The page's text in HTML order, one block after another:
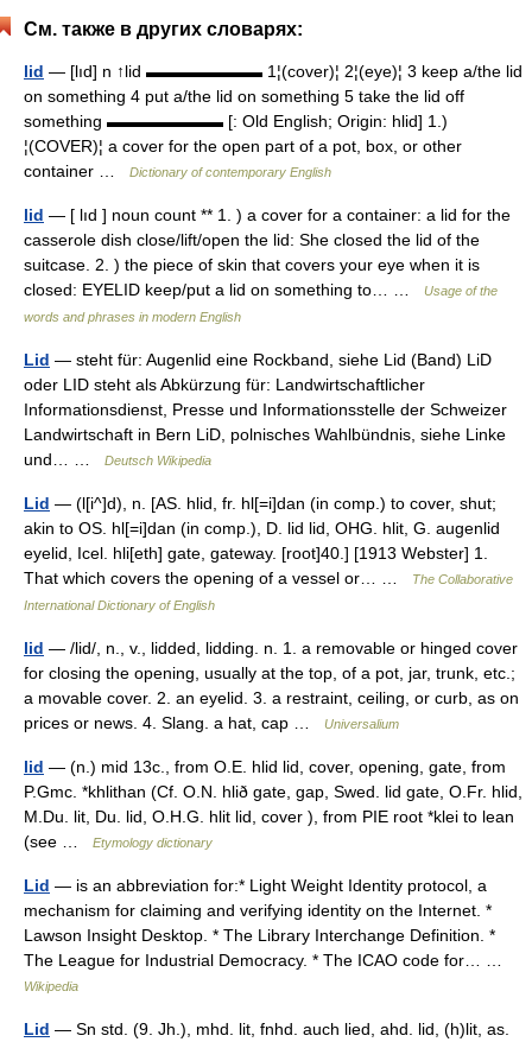
См. также в других словарях:
lid — [lıd] n ↑lid ▬▬▬▬▬▬▬ 1¦(cover)¦ 2¦(eye)¦ 3 keep a/the lid
on something 4 put a/the lid on something 5 take the lid off
something ▬▬▬▬▬▬▬ [: Old English; Origin: hlid] 1.)
¦(COVER)¦ a cover for the open part of a pot, box, or other
container …
Dictionary of contemporary English
lid — [ lıd ] noun count ** 1. ) a cover for a container: a lid for the
casserole dish close/lift/open the lid: She closed the lid of the
suitcase. 2. ) the piece of skin that covers your eye when it is
closed: EYELID keep/put a lid on something to… …
Usage of the
words and phrases in modern English
Lid — steht für: Augenlid eine Rockband, siehe Lid (Band) LiD
oder LID steht als Abkürzung für: Landwirtschaftlicher
Informationsdienst, Presse und Informationsstelle der Schweizer
Landwirtschaft in Bern LiD, polnisches Wahlbündnis, siehe Linke
und… …
Deutsch Wikipedia
Lid — (l[i^]d), n. [AS. hlid, fr. hl[=i]dan (in comp.) to cover, shut;
akin to OS. hl[=i]dan (in comp.), D. lid lid, OHG. hlit, G. augenlid
eyelid, Icel. hli[eth] gate, gateway. [root]40.] [1913 Webster] 1.
That which covers the opening of a vessel or… …
The Collaborative
International Dictionary of English
lid — /lid/, n., v., lidded, lidding. n. 1. a removable or hinged cover
for closing the opening, usually at the top, of a pot, jar, trunk, etc.;
a movable cover. 2. an eyelid. 3. a restraint, ceiling, or curb, as on
prices or news. 4. Slang. a hat, cap …
Universalium
lid — (n.) mid 13c., from O.E. hlid lid, cover, opening, gate, from
P.Gmc. *khlithan (Cf. O.N. hlið gate, gap, Swed. lid gate, O.Fr. hlid,
M.Du. lit, Du. lid, O.H.G. hlit lid, cover ), from PIE root *klei to lean
(see …
Etymology dictionary
Lid — is an abbreviation for:* Light Weight Identity protocol, a
mechanism for claiming and verifying identity on the Internet. *
Lawson Insight Desktop. * The Library Interchange Definition. *
The League for Industrial Democracy. * The ICAO code for… …
Wikipedia
Lid — Sn std. (9. Jh.), mhd. lit, fnhd. auch lied, ahd. lid, (h)lit, as.